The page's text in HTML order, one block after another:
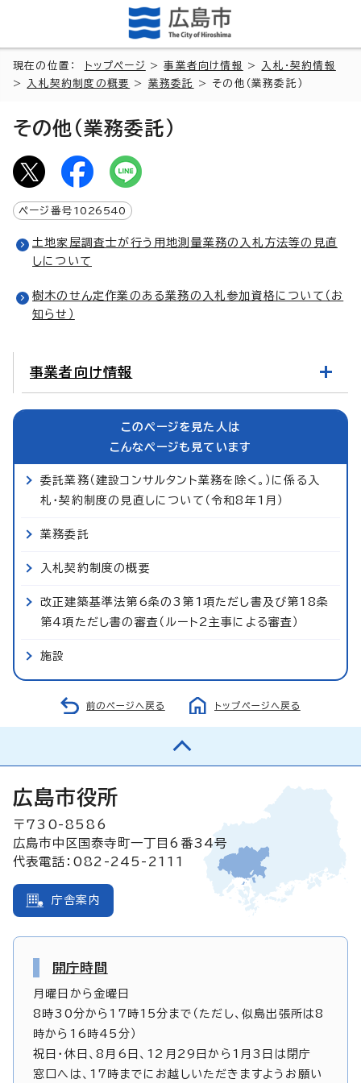
現在の位置： トップページ >事業者向け情報 >
入札・契約情報
>
入札契約制度の概要 > 業務委託 > その他（業務委託）
その他（業務委託）
ページ番号 1026540
土地家屋調査士が行う用地測量業務の入札方法等の見直
しについて
樹木のせん定作業のある業務の入札参加資格について（お
知らせ）
事業者向け情報
このページを見た人は
こんなページも見ています
委託業務（建設コンサルタント業務を除く。）に係る入
札・契約制度の見直しについて（令和8年1月）
業務委託
入札契約制度の概要
改正建築基準法第6条の3第1項ただし書及び第18条
第4項ただし書の審査（ルート2主事による審査）
施設
前のページへ戻る トップページへ戻る
広島市役所
〒730-8586
広島市中区国泰寺町一丁目6番34号
代表電話：082-245-2111
庁舎案内
開庁時間
月曜日から金曜日
8時30分から17時15分まで（ただし、似島出張所は8
時から16時45分）
祝日・休日、8月6日、12月29日から1月3日は閉庁
窓口へは、17時までにお越しいただきますようお願い